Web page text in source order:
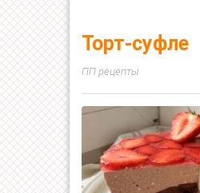
Торт-суфле
ПП рецепты